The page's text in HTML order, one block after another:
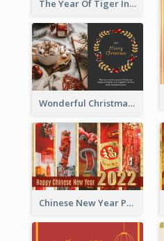
The Year Of Tiger Ink Illustration New Year Greeting Card
Wonderful Christmas Greeting Card
Chinese New Year Photo Greeting Card